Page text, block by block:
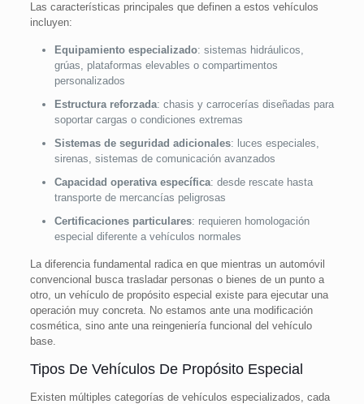
Las características principales que definen a estos vehículos
incluyen:
Equipamiento especializado: sistemas hidráulicos,
grúas, plataformas elevables o compartimentos
personalizados
Estructura reforzada: chasis y carrocerías diseñadas para
soportar cargas o condiciones extremas
Sistemas de seguridad adicionales: luces especiales,
sirenas, sistemas de comunicación avanzados
Capacidad operativa específica: desde rescate hasta
transporte de mercancías peligrosas
Certificaciones particulares: requieren homologación
especial diferente a vehículos normales
La diferencia fundamental radica en que mientras un automóvil
convencional busca trasladar personas o bienes de un punto a
otro, un vehículo de propósito especial existe para ejecutar una
operación muy concreta. No estamos ante una modificación
cosmética, sino ante una reingeniería funcional del vehículo
base.
Tipos De Vehículos De Propósito Especial
Existen múltiples categorías de vehículos especializados, cada